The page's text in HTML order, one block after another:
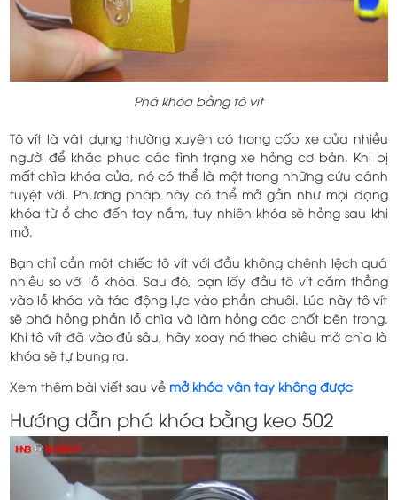
Phá khóa bằng tô vít
Tô vít là vật dụng thường xuyên có trong cốp xe của nhiều
người để khắc phục các tình trạng xe hỏng cơ bản. Khi bị
mất chìa khóa cửa, nó có thể là một trong những cứu cánh
tuyệt vời. Phương pháp này có thể mở gần như mọi dạng
khóa từ ổ cho đến tay nắm, tuy nhiên khóa sẽ hỏng sau khi
mở.
Bạn chỉ cần một chiếc tô vít với đầu không chênh lệch quá
nhiều so với lỗ khóa. Sau đó, bạn lấy đầu tô vít cắm thẳng
vào lỗ khóa và tác động lực vào phần chuôi. Lúc này tô vít
sẽ phá hỏng phần lỗ chìa và làm hỏng các chốt bên trong.
Khi tô vít đã vào đủ sâu, hãy xoay nó theo chiều mở chìa là
khóa sẽ tự bung ra.
Xem thêm bài viết sau về mở khóa vân tay không được
Hướng dẫn phá khóa bằng keo 502